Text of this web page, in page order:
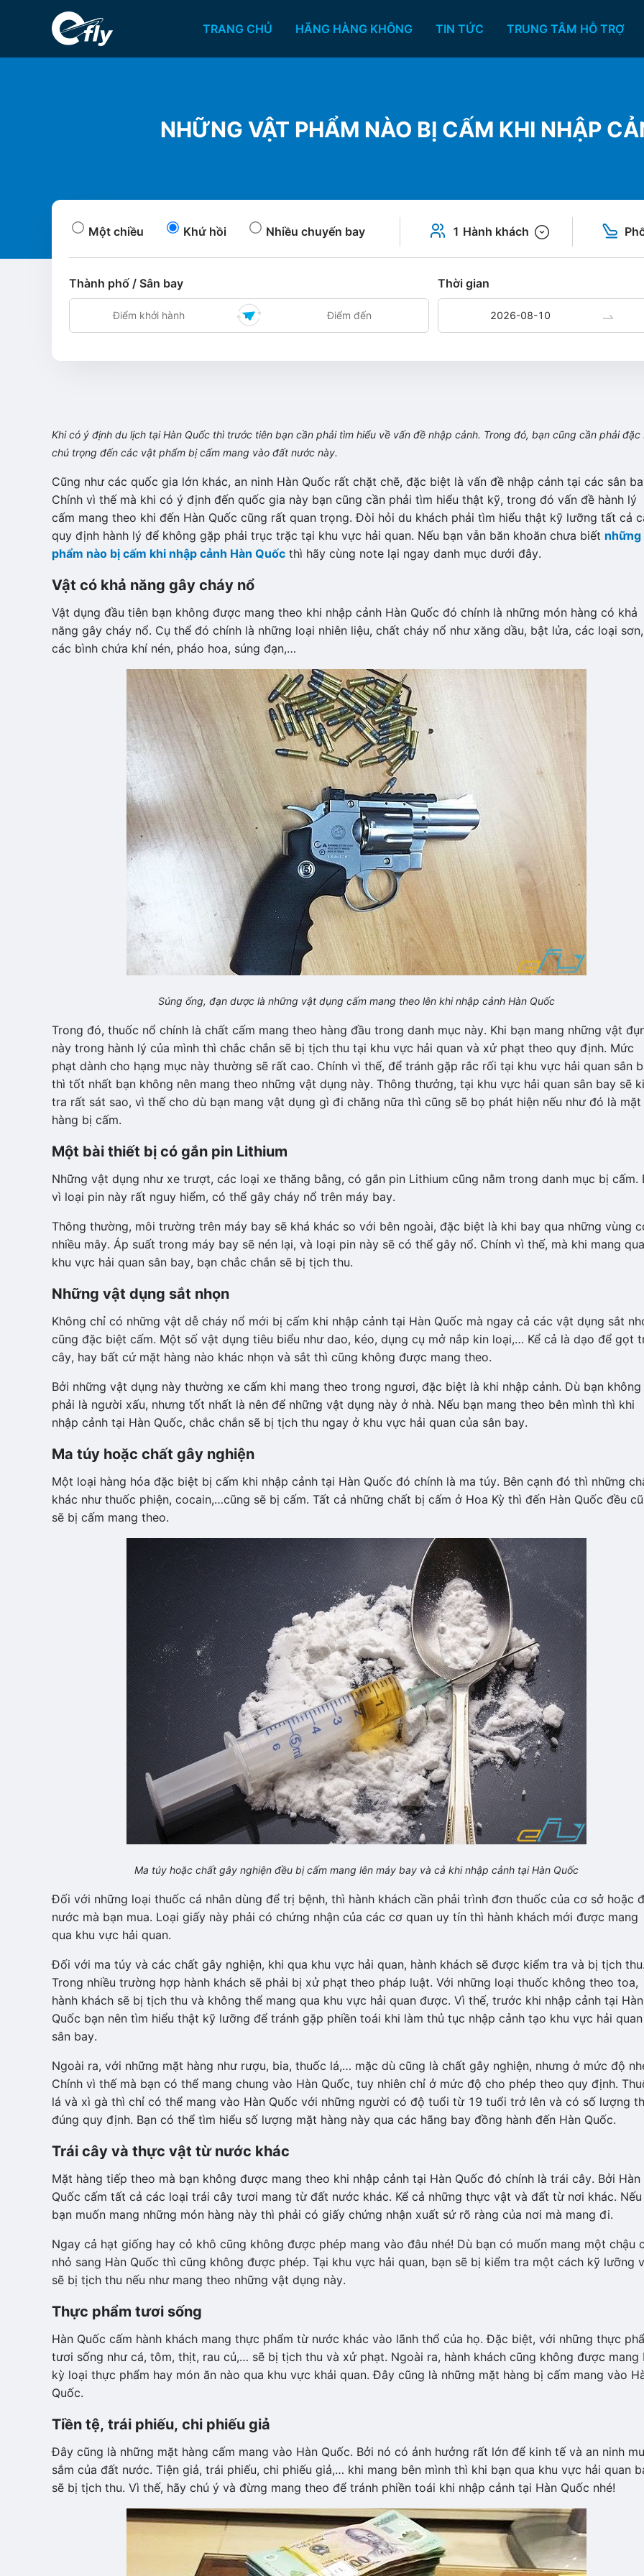
TRANG CHỦ HÃNG HÀNG KHÔNG TIN TỨC TRUNG TÂM HỖ TRỢ
NHỮNG VẬT PHẨM NÀO BỊ CẤM KHI NHẬP
Một chiều Khứ hồi Nhiều chuyến bay 1 Hành khách
Thành phố / Sân bay Thời gian
Khi có ý định du lịch tại Hàn Quốc thì trước tiên bạn cần phải tìm hiểu về vấn đề nhập cảnh. Trong đó, bạn cũng cần phải đặc
chú trọng đến các vật phẩm bị cấm mang vào đất nước này.
Cũng như các quốc gia lớn khác, an ninh Hàn Quốc rất chặt chẽ, đặc biệt là vấn đề nhập cảnh tại các sân
Chính vì thế mà khi có ý định đến quốc gia này bạn cũng cần phải tìm hiểu thật kỹ, trong đó vấn đề hành lý
cấm mang theo khi đến Hàn Quốc cũng rất quan trọng. Đòi hỏi du khách phải tìm hiểu thật kỹ lưỡng tất cả
quy định hành lý để không gặp phải trục trặc tại khu vực hải quan. Nếu bạn vẫn băn khoăn chưa biết những
phẩm nào bị cấm khi nhập cảnh Hàn Quốc thì hãy cùng note lại ngay danh mục dưới đây.
Vật có khả năng gây cháy nổ
Vật dụng đầu tiên bạn không được mang theo khi nhập cảnh Hàn Quốc đó chính là những món hàng có khả
năng gây cháy nổ. Cụ thể đó chính là những loại nhiên liệu, chất cháy nổ như xăng dầu, bật lửa, các loại sơn,
các bình chứa khí nén, pháo hoa, súng đạn,…
Súng ống, đạn dược là những vật dụng cấm mang theo lên khi nhập cảnh Hàn Quốc
Trong đó, thuốc nổ chính là chất cấm mang theo hàng đầu trong danh mục này. Khi bạn mang những vật
này trong hành lý của mình thì chắc chắn sẽ bị tịch thu tại khu vực hải quan và xử phạt theo quy định. Mức
phạt dành cho hạng mục này thường sẽ rất cao. Chính vì thế, để tránh gặp rắc rối tại khu vực hải quan sân
thì tốt nhất bạn không nên mang theo những vật dụng này. Thông thưởng, tại khu vực hải quan sân bay sẽ
tra rất sát sao, vì thế cho dù bạn mang vật dụng gì đi chăng nữa thì cũng sẽ bọ phát hiện nếu như đó là mặt
hàng bị cấm.
Một bài thiết bị có gắn pin Lithium
Những vật dụng như xe trượt, các loại xe thăng bằng, có gắn pin Lithium cũng nằm trong danh mục bị cấm.
vì loại pin này rất nguy hiểm, có thể gây cháy nổ trên máy bay.
Thông thường, môi trường trên máy bay sẽ khá khác so với bên ngoài, đặc biệt là khi bay qua những vùng
nhiều mây. Áp suất trong máy bay sẽ nén lại, và loại pin này sẽ có thể gây nổ. Chính vì thế, mà khi mang qua
khu vực hải quan sân bay, bạn chắc chắn sẽ bị tịch thu.
Những vật dụng sắt nhọn
Không chỉ có những vật dễ cháy nổ mới bị cấm khi nhập cảnh tại Hàn Quốc mà ngay cả các vật dụng sắt
cũng đặc biệt cấm. Một số vật dụng tiêu biểu như dao, kéo, dụng cụ mở nắp kin loại,… Kể cả là dạo để gọt
cây, hay bất cứ mặt hàng nào khác nhọn và sắt thì cũng không được mang theo.
Bởi những vật dụng này thường xe cấm khi mang theo trong ngươi, đặc biệt là khi nhập cảnh. Dù bạn không
phải là người xấu, nhưng tốt nhất là nên để những vật dụng này ở nhà. Nếu bạn mang theo bên mình thì khi
nhập cảnh tại Hàn Quốc, chắc chắn sẽ bị tịch thu ngay ở khu vực hải quan của sân bay.
Ma túy hoặc chất gây nghiện
Một loại hàng hóa đặc biệt bị cấm khi nhập cảnh tại Hàn Quốc đó chính là ma túy. Bên cạnh đó thì những
khác như thuốc phiện, cocain,…cũng sẽ bị cấm. Tất cả những chất bị cấm ở Hoa Kỳ thì đến Hàn Quốc đều
sẽ bị cấm mang theo.
Ma túy hoặc chất gây nghiện đều bị cấm mang lên máy bay và cả khi nhập cảnh tại Hàn Quốc
Đối với những loại thuốc cá nhân dùng để trị bệnh, thì hành khách cần phải trình đơn thuốc của cơ sở hoặc
nước mà bạn mua. Loại giấy này phải có chứng nhận của các cơ quan uy tín thì hành khách mới được mang
qua khu vực hải quan.
Đối với ma túy và các chất gây nghiện, khi qua khu vực hải quan, hành khách sẽ được kiểm tra và bị tịch
Trong nhiều trường hợp hành khách sẽ phải bị xử phạt theo pháp luật. Với những loại thuốc không theo toa,
hành khách sẽ bị tịch thu và không thể mang qua khu vực hải quan được. Vì thế, trước khi nhập cảnh tại Hàn
Quốc bạn nên tìm hiểu thật kỹ lưỡng để tránh gặp phiền toái khi làm thủ tục nhập cảnh tạo khu vực hải quan
sân bay.
Ngoài ra, với những mặt hàng như rượu, bia, thuốc lá,… mặc dù cũng là chất gây nghiện, nhưng ở mức độ
Chính vì thế mà bạn có thể mang chung vào Hàn Quốc, tuy nhiên chỉ ở mức độ cho phép theo quy định.
lá và xì gà thì chỉ có thể mang vào Hàn Quốc với những người có độ tuổi từ 19 tuổi trở lên và có số lượng
đúng quy định. Bạn có thể tìm hiểu số lượng mặt hàng này qua các hãng bay đồng hành đến Hàn Quốc.
Trái cây và thực vật từ nước khác
Mặt hàng tiếp theo mà bạn không được mang theo khi nhập cảnh tại Hàn Quốc đó chính là trái cây. Bởi Hàn
Quốc cấm tất cả các loại trái cây tươi mang từ đất nước khác. Kể cả những thực vật và đất từ nơi khác. Nếu
bạn muốn mang những món hàng này thì phải có giấy chứng nhận xuất sứ rõ ràng của nơi mà mang đi.
Ngay cả hạt giống hay cỏ khô cũng không được phép mang vào đâu nhé! Dù bạn có muốn mang một chậu
nhỏ sang Hàn Quốc thì cũng không được phép. Tại khu vực hải quan, bạn sẽ bị kiểm tra một cách kỹ lưỡng
sẽ bị tịch thu nếu như mang theo những vật dụng này.
Thực phẩm tươi sống
Hàn Quốc cấm hành khách mang thực phẩm từ nước khác vào lãnh thổ của họ. Đặc biệt, với những thực
tươi sống như cá, tôm, thịt, rau củ,… sẽ bị tịch thu và xử phạt. Ngoài ra, hành khách cũng không được mang
kỳ loại thực phẩm hay món ăn nào qua khu vực khải quan. Đây cũng là những mặt hàng bị cấm mang vào
Quốc.
Tiền tệ, trái phiếu, chi phiếu giả
Đây cũng là những mặt hàng cấm mang vào Hàn Quốc. Bởi nó có ảnh hưởng rất lớn để kinh tế và an ninh
sắm của đất nước. Tiện giả, trái phiếu, chi phiếu giả,… khi mang bên mình thì khi bạn qua khu vực hải quan
sẽ bị tịch thu. Vì thế, hãy chú ý và đừng mang theo để tránh phiền toái khi nhập cảnh tại Hàn Quốc nhé!